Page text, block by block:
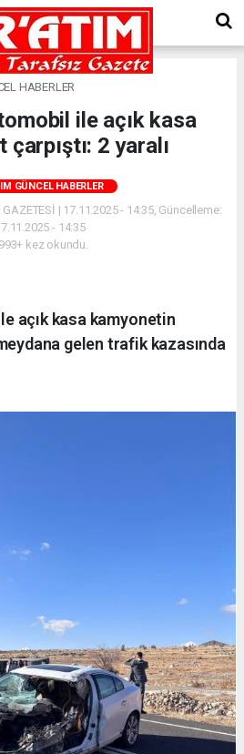
HABERLER
ile açık kasa
çarpıştı: 2 yaralı
GÜNCEL HABERLER
GAZETESİ | 17.11.2025 - 14:35, Güncelleme:
- 14:35
kez okundu.
açık kasa kamyonetin
gelen trafik kazasında